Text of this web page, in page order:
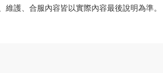
護、合服內容皆以實際內容最後說明為準。